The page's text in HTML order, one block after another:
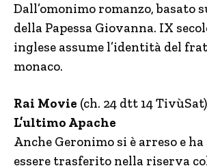
Dall’omonimo romanzo, basato
della Papessa Giovanna. IX
inglese assume l’identità del
monaco.
Rai Movie (ch. 24 dtt 14 TivùSat)
L’ultimo Apache
Anche Geronimo si è arreso e
essere trasferito nella riserva